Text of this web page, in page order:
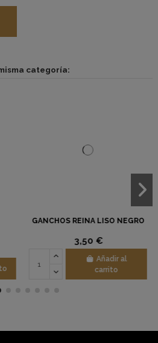
categoría:
GANCHOS REINA LISO NEGRO
3,50 €
Añadir al
carrito